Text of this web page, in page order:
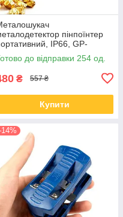
пінпоїнтер
IP66, GP-
до відправки 254 од.
₴ 557 ₴
Купити